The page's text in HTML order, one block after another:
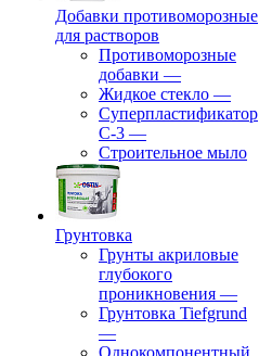
Добавки противоморозные
для растворов
Противоморозные
добавки —
Жидкое стекло —
Суперпластификатор
С-3 —
Строительное мыло
Грунтовка
Грунты акриловые
глубокого
проникновения —
Грунтовка Tiefgrund
—
Однокомпонентный